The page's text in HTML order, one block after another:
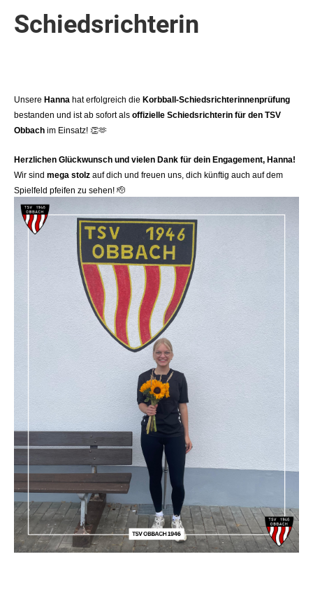
Schiedsrichterin
Unsere Hanna hat erfolgreich die Korbball-Schiedsrichterinnenprüfung
bestanden und ist ab sofort als offizielle Schiedsrichterin für den TSV
Obbach im Einsatz! 👏🫶
Herzlichen Glückwunsch und vielen Dank für dein Engagement, Hanna!
Wir sind mega stolz auf dich und freuen uns, dich künftig auch auf dem
Spielfeld pfeifen zu sehen! 🫡